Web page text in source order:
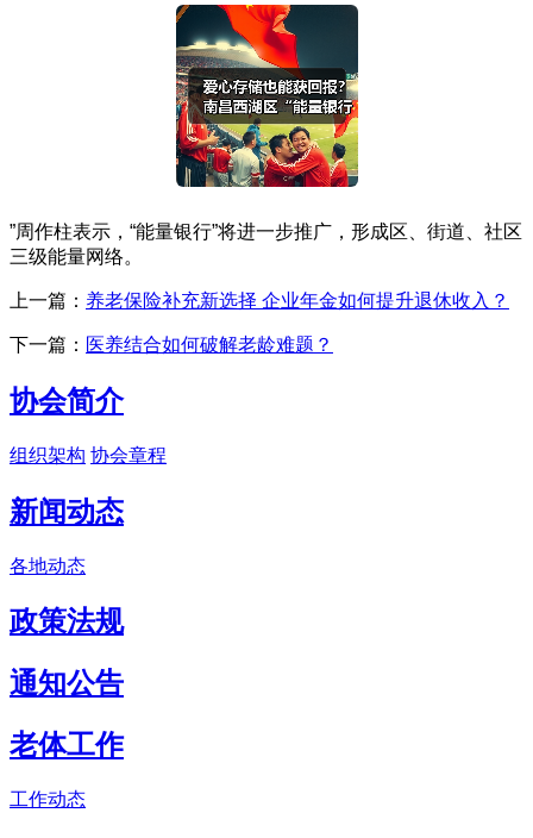
”周作柱表示，“能量银行”将进一步推广，形成区、街道、社区
三级能量网络。
上一篇： 养老保险补充新选择 企业年金如何提升退休收入？
下一篇： 医养结合如何破解老龄难题？
协会简介
组织架构 协会章程
新闻动态
各地动态
政策法规
通知公告
老体工作
工作动态